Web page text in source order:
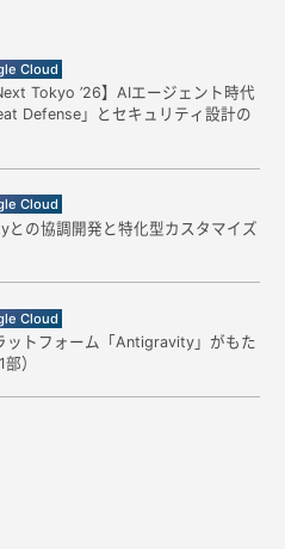
Cloud
Tokyo ’26】AIエージェント時代
Defense」とセキュリティ設計の
Cloud
の協調開発と特化型カスタマイズ
Cloud
ットフォーム「Antigravity」がもた
）